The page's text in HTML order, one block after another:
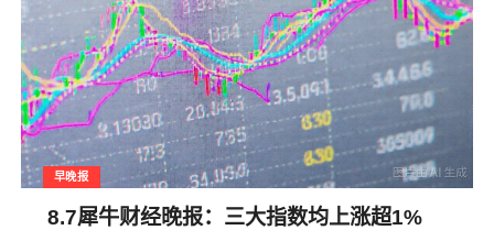
早晚报
8.7犀牛财经晚报：三大指数均上涨超1%